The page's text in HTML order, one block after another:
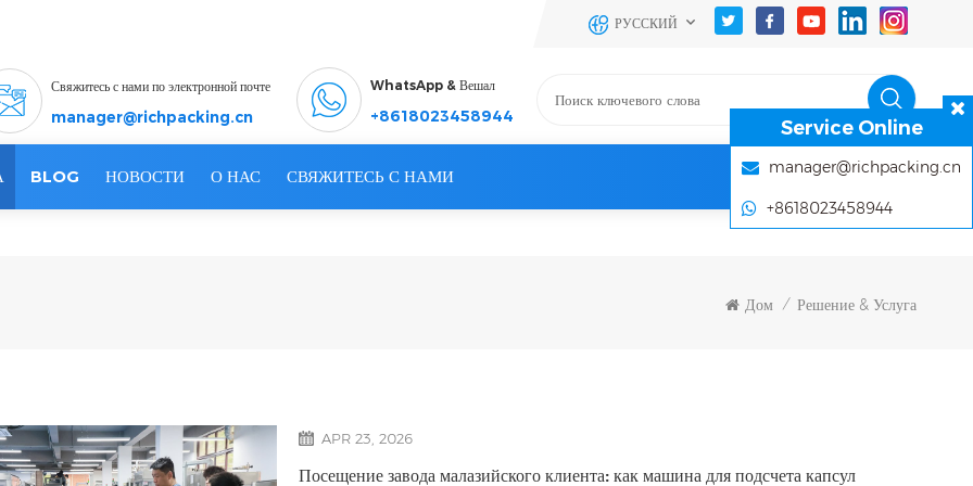
РУССКИЙ
Свяжитесь с нами по электронной почте
manager@richpacking.cn
WhatsApp & Вешал
+8618023458944
BLOG НОВОСТИ О НАС СВЯЖИТЕСЬ С НАМИ
Дом / Решение & Услуга
APR 23, 2026
Посещение завода малазийского клиента: как машина для подсчета капсул
Service Online
manager@richpacking.cn
+8618023458944